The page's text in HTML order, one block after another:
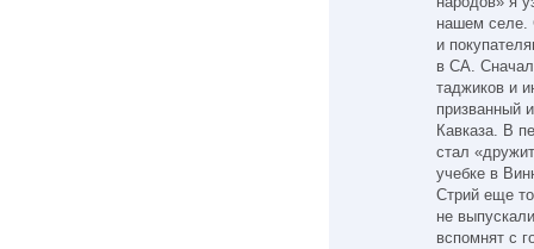
нашем селе.
и
в СА.
таджиков и
призванный
Кавказа. В
стал
учебке в
Стрий еще
не
вспомнят с